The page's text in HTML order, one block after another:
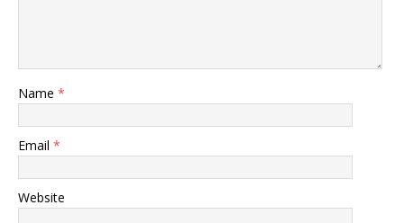
Name *
Email *
Website